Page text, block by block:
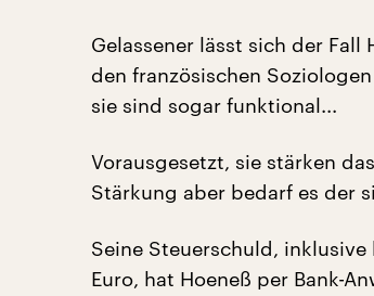
Gelassener lässt sich der
den französischen
sie sind sogar funktional...
Vorausgesetzt, sie stärken
Stärkung aber bedarf es der
Seine Steuerschuld,
Euro, hat Hoeneß per Bank-